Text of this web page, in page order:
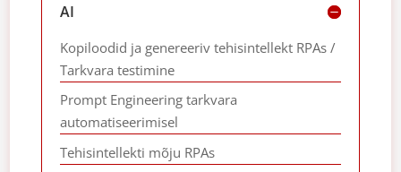
AI
Kopiloodid ja genereeriv tehisintellekt RPAs /
Tarkvara testimine
Prompt Engineering tarkvara
automatiseerimisel
Tehisintellekti mõju RPAs